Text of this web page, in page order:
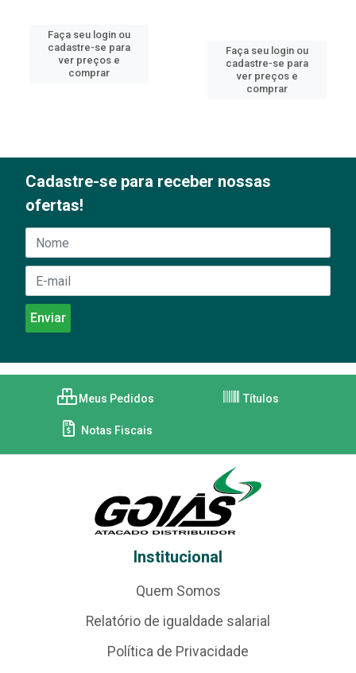
Faça seu login ou
cadastre-se para
ver preços e
comprar
Faça seu login ou
cadastre-se para
ver preços e
comprar
Cadastre-se para receber nossas
ofertas!
Meus Pedidos Títulos
Notas Fiscais
Institucional
Quem Somos
Relatório de igualdade salarial
Política de Privacidade